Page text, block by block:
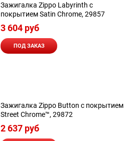
Зажигалка Zippo Labyrinth с
покрытием Satin Chrome, 29857
3 604 руб
ПОД ЗАКАЗ
Зажигалка Zippo Button с покрытием
Street Chrome™, 29872
2 637 руб